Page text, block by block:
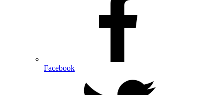
Facebook